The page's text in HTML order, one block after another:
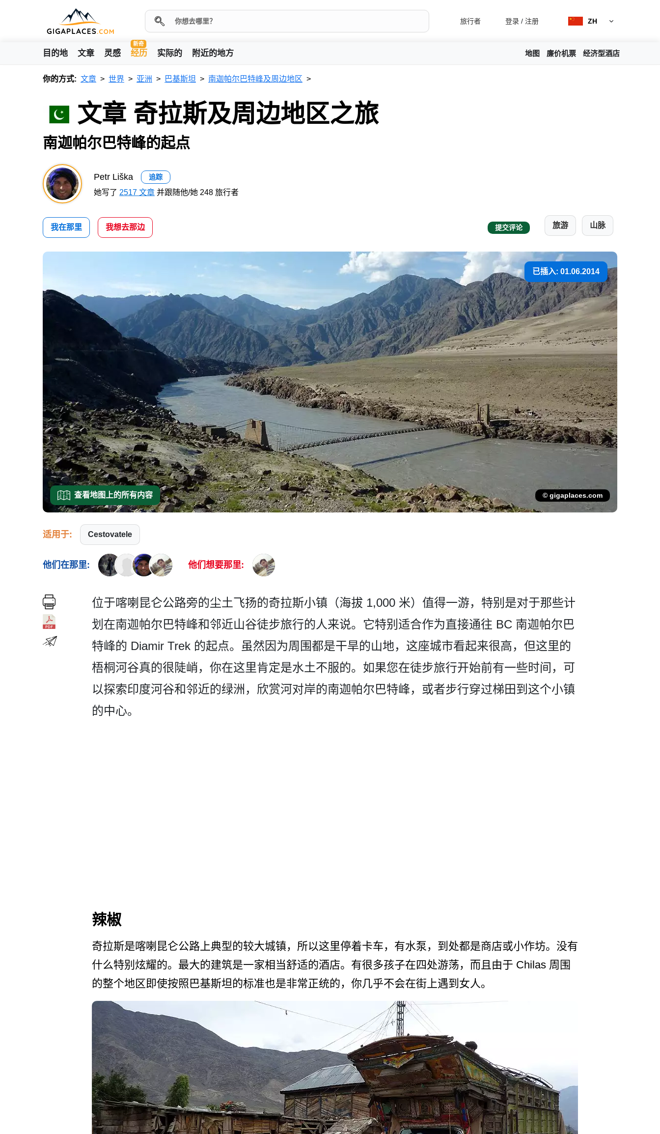
旅行者 登录 / 注册 ZH
目的地 文章 灵感
新奇
经历 实际的 附近的地方 地图 廉价机票 经济型酒店
你的方式: 文章 世界 亚洲 巴基斯坦 南迦帕尔巴特峰及周边地区
文章 奇拉斯及周边地区之旅
南迦帕尔巴特峰的起点
Petr Liška 追踪
她写了 2517 文章 并跟随他/她 248 旅行者
我在那里 我想去那边 提交评论 旅游 山脉
已插入: 01.06.2014
查看地图上的所有内容 © gigaplaces.com
适用于: Cestovatele
他们在那里: 他们想要那里:
位于喀喇昆仑公路旁的尘土飞­扬的奇拉斯小镇（海拔 1,000 米）值得一游，特别是对于那­些计
划在南迦帕尔巴特峰和邻近山谷徒步旅行的人来说­。它特别适合作为直接通往 BC 南迦帕尔巴
特峰的 Diamir Trek 的起点。虽然因为周围都是干­旱的山地，这座城市看起来很高，但这里的
梧桐河谷真­的很陡峭，你在这里肯定是水土不服的。如果您在徒步­旅行开始前有一些时间，可
以探索印度河谷和邻近的绿­洲，欣赏河对岸的南迦帕尔巴特峰，或者步行穿过梯田­到这个小镇
的中心。
辣椒
奇拉斯是喀喇昆仑公路上典型­的较大城镇，所以这里停着卡车，有水泵，到处都是商­店或小作坊。没有
什么特别炫耀的。最大的建筑是一家­相当舒适的酒店。有很多孩子在四处游荡，而且由于 Chilas 周围
的整个地区即使按照巴基­斯坦的标准也是非常正统的，你几乎不会在街上遇到女­人。